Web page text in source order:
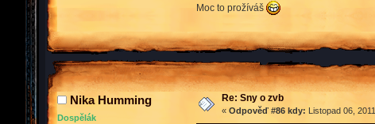
Moc to prožíváš
Nika Humming
Dospělák
Re: Sny o zvb
« Odpověď #86 kdy: Listopad 06,